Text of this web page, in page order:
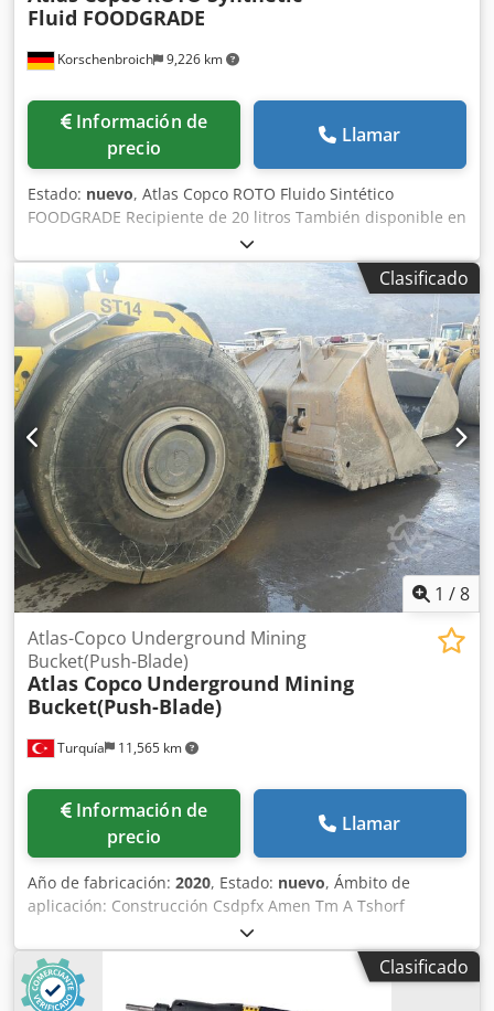
Korschenbroich 9,226 km
Fluid FOODGRADE
Información de
precio
Llamar
Estado: nuevo, Atlas Copco ROTO Fluido Sintético
FOODGRADE Recipiente de 20 litros También disponible en
envases de 5 litros Cjdpfx Amjvkf A Hjhsrf En stock Estamos
de vacaciones hasta el 06.01. Su consulta será procesada
después. La garantía y las devoluciones están excluidas de
este anuncio.
Clasificado
1 /8
Turquía 11,565 km
Atlas-Copco Underground Mining
Bucket(Push-Blade)
Atlas Copco Underground Mining
Bucket(Push-Blade)
Información de
precio
Llamar
Año de fabricación: 2020, Estado: nuevo, Ámbito de
aplicación: Construcción Csdpfx Amen Tm A Tshorf
Accesorio adecuado para: Cargadores
Clasificado